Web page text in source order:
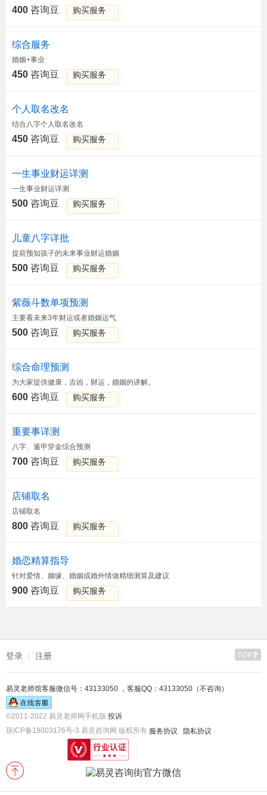
400 咨询豆 购买服务
综合服务
婚姻+事业
450 咨询豆 购买服务
个人取名改名
结合八字个人取名改名
450 咨询豆 购买服务
一生事业财运详测
一生事业财运详测
500 咨询豆 购买服务
儿童八字详批
提前预知孩子的未来事业财运婚姻
500 咨询豆 购买服务
紫薇斗数单项预测
主要看未来3年财运或者婚姻运气
500 咨询豆 购买服务
综合命理预测
为大家提供健康，吉凶，财运，婚姻的讲解。
600 咨询豆 购买服务
重要事详测
八字、遁甲穿金综合预测
700 咨询豆 购买服务
店铺取名
店铺取名
800 咨询豆 购买服务
婚恋精算指导
针对爱情、姻缘、婚姻或婚外情做精细测算及建议
900 咨询豆 购买服务
登录 注册
易灵老师馆客服微信号：43133050 ，客服QQ：43133050（不咨询）
©2011-2022 易灵老师网手机版 投诉
琼ICP备19003176号-3 易灵咨询网 版权所有 服务协议 隐私协议